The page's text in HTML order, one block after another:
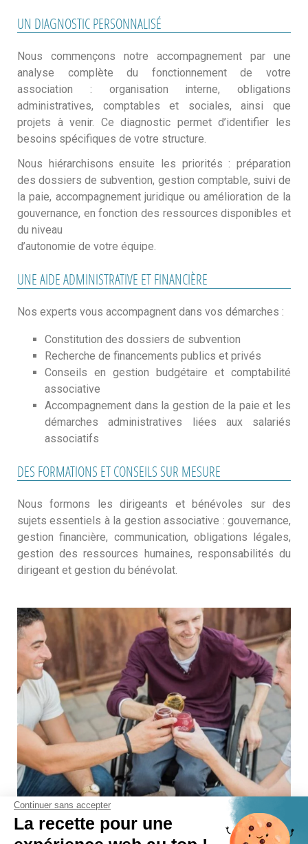
Continuer sans accepter
La recette pour une
UN DIAGNOSTIC PERSONNALISÉ
Nous commençons notre accompagnement par une
analyse complète du fonctionnement de votre
association : organisation interne, obligations
administratives, comptables et sociales, ainsi que
projets à venir. Ce diagnostic permet d’identifier les
besoins spécifiques de votre structure.
Nous hiérarchisons ensuite les priorités : préparation
des dossiers de subvention, gestion comptable, suivi de
la paie, accompagnement juridique ou amélioration de la
gouvernance, en fonction des ressources disponibles et
du niveau
d’autonomie de votre équipe.
UNE AIDE ADMINISTRATIVE ET FINANCIÈRE
Nos experts vous accompagnent dans vos démarches :
Constitution des dossiers de subvention
Recherche de financements publics et privés
Conseils en gestion budgétaire et comptabilité
associative
Accompagnement dans la gestion de la paie et les
démarches administratives liées aux salariés
associatifs
DES FORMATIONS ET CONSEILS SUR MESURE
Nous formons les dirigeants et bénévoles sur des
sujets essentiels à la gestion associative : gouvernance,
gestion financière, communication, obligations légales,
gestion des ressources humaines, responsabilités du
dirigeant et gestion du bénévolat.